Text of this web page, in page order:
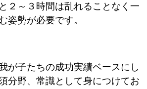
２～３時間は乱れることなく一
姿勢が必要です。
が子たちの成功実績ベースにし
分野、常識として身につけてお